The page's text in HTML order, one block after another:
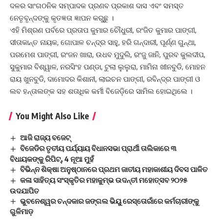
ଦଳର ସାଂଗଠନିକ ସମ୍ପାଦକ ପ୍ରଣବ ପ୍ରକାଶ ଦାସ ଏବଂ ସମସ୍ତ
ନେତୃବୃନ୍ଦଙ୍କୁ କୃତଜ୍ଞତା ଜ୍ଞାପନ କରୁଛୁ ।
ଏହି ମିଶ୍ରଣ ପର୍ବରେ ପ୍ରତାପ କୁମାର ଚୌଧୁରୀ, ରଂଜିତ କୁମାର ପାଙ୍ଗୀ,
ସୀତାକାନ୍ତ ନାୟକ, ଗୋପାଳ ଚନ୍ଦ୍ର ସାହୁ, ହରି ଗନ୍ଦାରୀ, ପୂର୍ଣ୍ଣ ଗୁନ୍ଥା,
ପରମେଶ ପାଙ୍ଗୀ, ରଂଜନ ଖାରା, ଉଧବ ମୁଦୁଲି, ରଂଜୁ ଜାନି, ପୁରବ କୁଲଦୀପ,
ସୁକୁମାର ବିଶ୍ୱାଳ, ନରସିଂହ ପଣ୍ଡା, ଟୁଲା ଲୁଲୁରା, ମାମିନା ଖୀନବୁଡି, ମୋହନ
ରାୟ ଖୁନବୁଡି, ଦାମୋଦର କିଶାନୀ, ଲାଇଚନ ପାଙ୍ଗୀ, ରବିନ୍ଦ୍ର ପାଙ୍ଗୀ ଓ
ଲବ ହନ୍ତାଲଙ୍କ ସହ ଶତାଧିକ କର୍ମୀ ବିଜେଡ଼ିରେ ସାମିଲ ହୋଇଥିଲେ ।
You Might Also Like
ଆଜି ରାଜ୍ୟ ବଜେଟ୍
ବିଜେଡିର ତୃତୀୟ ପର୍ଯ୍ୟାୟ ବିଧାନସଭା ପ୍ରାର୍ଥୀ ତାଲିକାରେ ୩
ବିଧାୟକଙ୍କୁ ରିପିଟ୍, 4 ନୂଆ ମୁହଁ
ବିଭିନ୍ନ ଶିକ୍ଷା ଅନୁଷ୍ଠାନରେ ପ୍ରଥମ ଜାତୀୟ ମହାକାଶୀୟ ଦିବସ ପାଳିତ
କଳା ସାହିତ୍ୟ ସଂସ୍କୃତିର ମହାକୁମ୍ଭ ଉଦନ୍ତୀ ମହୋତ୍ସବ ୨୦୨୫
ଉଦଯାପିତ
ଭୁବନେଶ୍ୱର ଚନ୍ଦକାର ଜଙ୍ଗଲ ଭିୟୁ ରେସ୍ତୋରାଁରେ କର୍ମଚାରୀଙ୍କୁ
ଗୁଳିମାଡ଼